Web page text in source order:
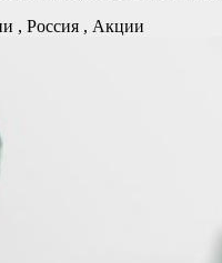
, Россия , Акции